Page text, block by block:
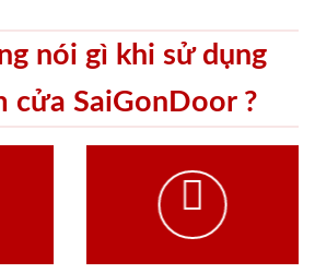
nói gì khi sử dụng
cửa SaiGonDoor ?